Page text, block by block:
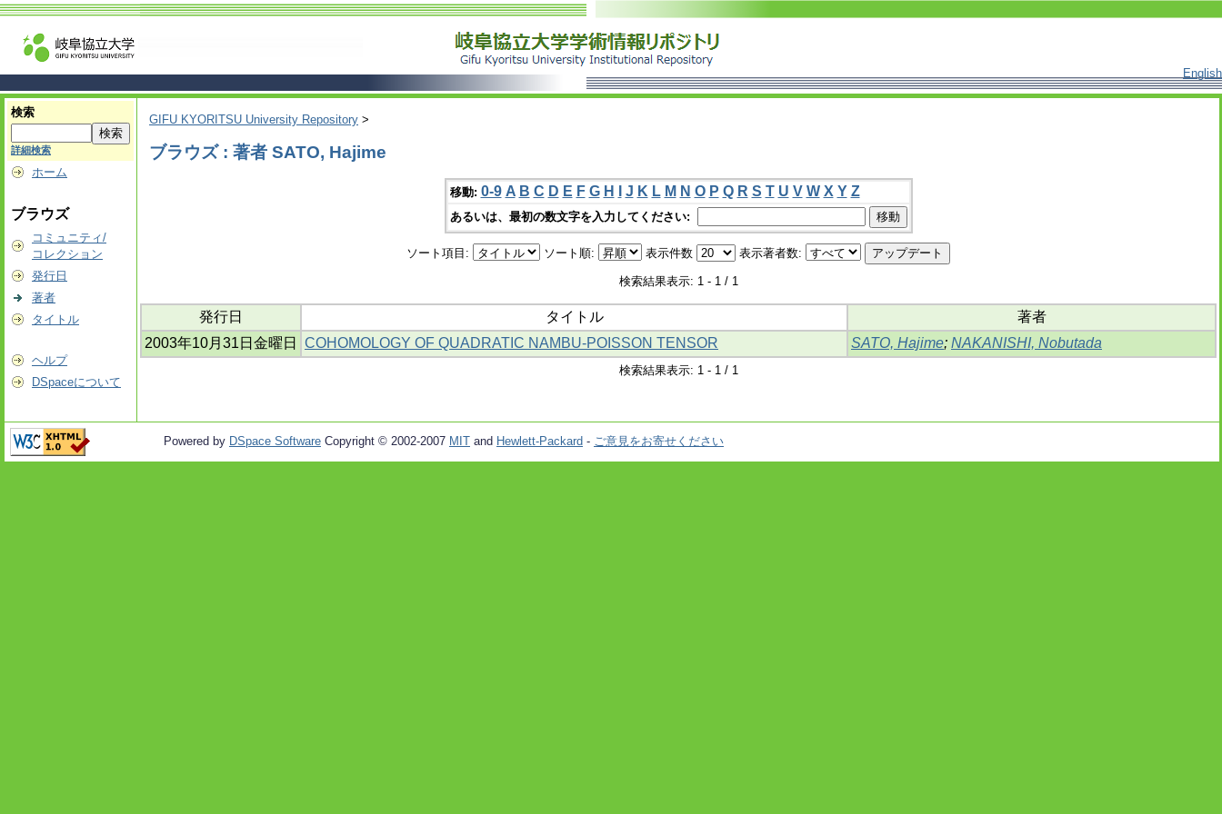
English
検索
詳細検索
ホーム
ブラウズ
コミュニティ/
コレクション
発行日
著者
タイトル
ヘルプ
DSpaceについて
GIFU KYORITSU University Repository >
ブラウズ : 著者 SATO, Hajime
移動: 0-9 A B C D E F G H J K L M N O P Q R S T U V W X Y Z
あるいは、最初の数文字を入力してください:
ソート項目: ソート順: 表示件数 表示著者数:
検索結果表示: 1 - 1 / 1
発行日 タイトル
著者
2003年10月31日金曜日
COHOMOLOGY OF QUADRATIC NAMBU-POISSON TENSOR SATO, Hajime; NAKANISHI, Nobutada
検索結果表示: 1 - 1 / 1
Powered by DSpace Software Copyright © 2002-2007 MIT and Hewlett-Packard - ご意見をお寄せください